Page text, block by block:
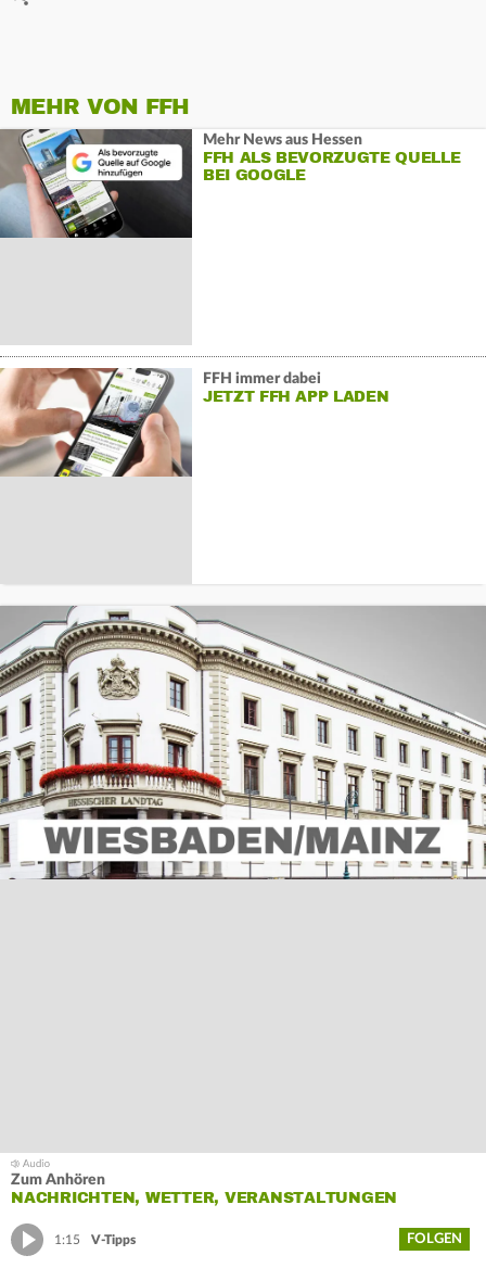
MEHR VON FFH
Mehr News aus Hessen
FFH ALS BEVORZUGTE QUELLE
BEI GOOGLE
FFH immer dabei
JETZT FFH APP LADEN
Zum Anhören
NACHRICHTEN, WETTER, VERANSTALTUNGEN
1:15 V-Tipps FOLGEN